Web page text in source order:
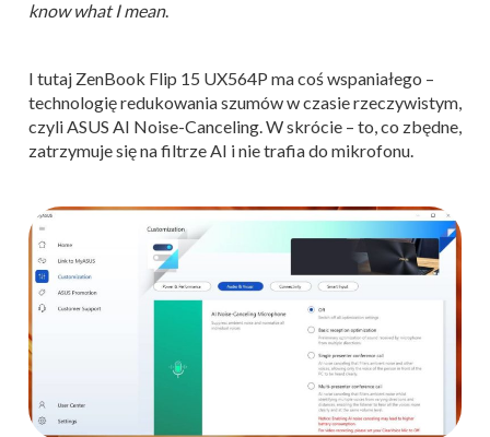
know what I mean.
I tutaj ZenBook Flip 15 UX564P ma coś wspaniałego –
technologię redukowania szumów w czasie rzeczywistym,
czyli ASUS AI Noise-Canceling. W skrócie – to, co zbędne,
zatrzymuje się na filtrze AI i nie trafia do mikrofonu.